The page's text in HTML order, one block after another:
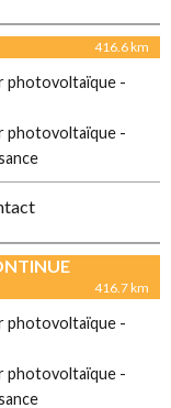
416.6 km
photovoltaïque -
photovoltaïque -
416.7 km
photovoltaïque -
photovoltaïque -